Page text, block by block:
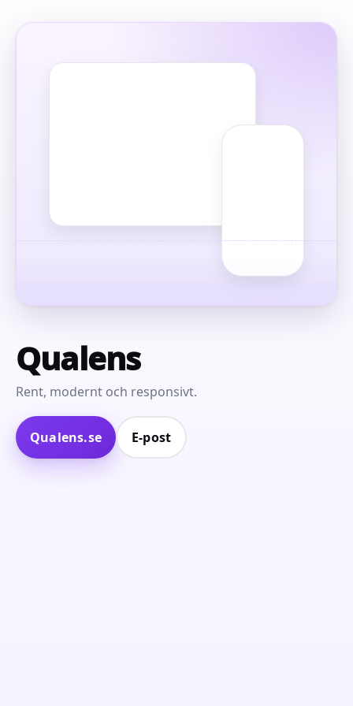
Qualens
Rent, modernt och responsivt.
Qualens.se E‑post